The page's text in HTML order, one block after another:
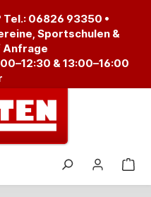
Tel.: 06826 93350 •
Sportschulen &
Anfrage
& 13:00–16:00